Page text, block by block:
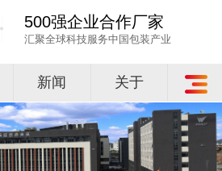
500强企业合作厂家
汇聚全球科技服务中国包装产业
新闻 关于